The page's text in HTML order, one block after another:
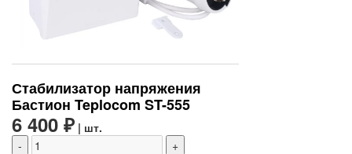
Стабилизатор напряжения
Бастион Teplocom ST-555
6 400 ₽ | шт.
-
+